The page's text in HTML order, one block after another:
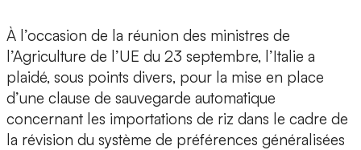
À l’occasion de la réunion des ministres de
l’Agriculture de l’UE du 23 septembre, l’Italie a
plaidé, sous points divers, pour la mise en place
d’une clause de sauvegarde automatique
concernant les importations de riz dans le cadre de
la révision du système de préférences généralisées